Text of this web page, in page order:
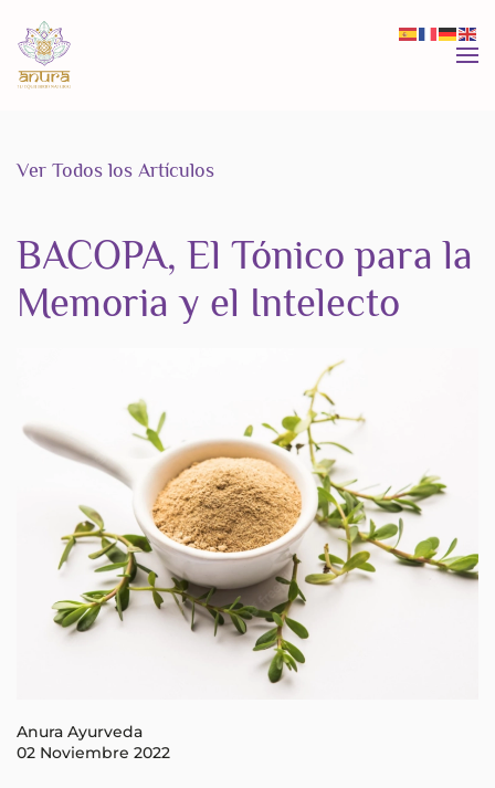
Skip to main content
Ver Todos los Artículos
BACOPA, El Tónico para la
Memoria y el Intelecto
Anura Ayurveda
02 Noviembre 2022